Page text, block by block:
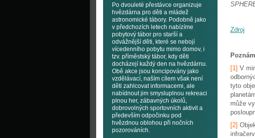
Po dvouleté přestávce organizuje
hvězdárna pro děti a mládež
astronomické tábory. Podobně jako
v předchozích letech nabízíme
pobytový tábor pro starší a
odvážnější děti, které se nebojí
vícedenního pobytu mimo domov, i
tzv. příměstský tábor, kdy děti
docházejí každý den na hvězdárnu.
Obě akce jsou koncipovány jako
vzdělávací, naším cílem však není
děti zahlcovat informacemi, ale
nabídnout jim smysluplnou rekreaci
plnou her, zábavných úkolů,
dobrovolných sportovních aktivit a
především odpočinku pod
hvězdnou oblohou při nočních
pozorováních.
Zdroj
[1] V
tyto
může
[2]